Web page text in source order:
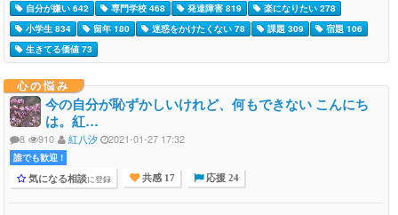
自分が嫌い 642 専門学校 468 発達障害 819
楽になりたい 278
小学生 834
留年 180 迷惑をかけたくない 78 課題 309
宿題 106
生きてる価値 73
心の悩み
今の自分が恥ずかしいけれど、何もできない こんにち
は。紅…
8 910 紅八汐 2021-01-27 17:32
誰でも歓迎 !
気になる相談に登録 共感 17 応援 24